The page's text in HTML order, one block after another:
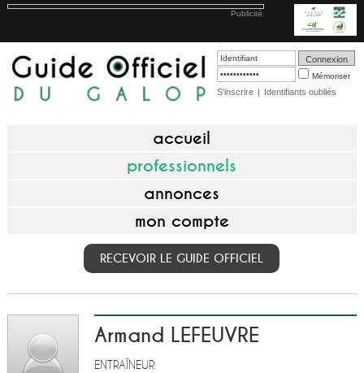
Publicité
Mémoriser
S'inscrire | Identifiants oubliés
accueil
professionnels
annonces
mon compte
RECEVOIR LE GUIDE OFFICIEL
Armand LEFEUVRE
ENTRAÎNEUR